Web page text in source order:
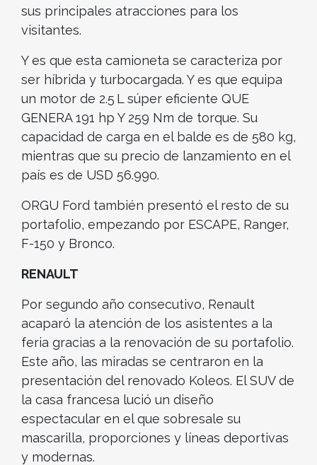
sus principales atracciones para los
visitantes.
Y es que esta camioneta se caracteriza por
ser híbrida y turbocargada. Y es que equipa
un motor de 2.5 L súper eficiente QUE
GENERA 191 hp Y 259 Nm de torque. Su
capacidad de carga en el balde es de 580 kg,
mientras que su precio de lanzamiento en el
país es de USD 56.990.
ORGU Ford también presentó el resto de su
portafolio, empezando por ESCAPE, Ranger,
F-150 y Bronco.
RENAULT
Por segundo año consecutivo, Renault
acaparó la atención de los asistentes a la
feria gracias a la renovación de su portafolio.
Este año, las miradas se centraron en la
presentación del renovado Koleos. El SUV de
la casa francesa lució un diseño
espectacular en el que sobresale su
mascarilla, proporciones y líneas deportivas
y modernas.